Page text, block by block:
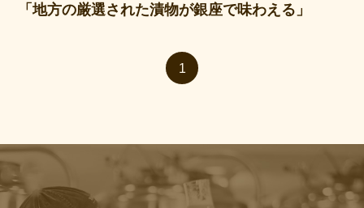
「地方の厳選された漬物が銀座で味わえる」
1